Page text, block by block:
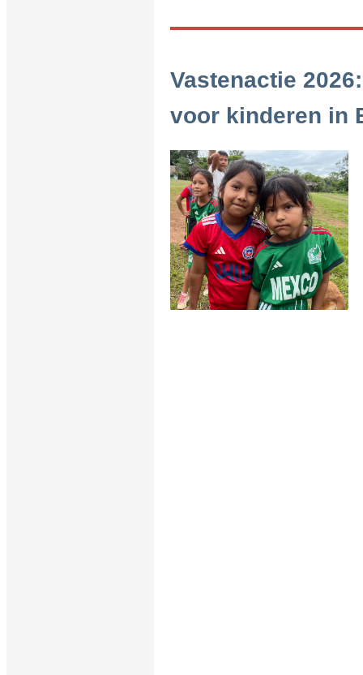
Vastenactie
voor kinderen in